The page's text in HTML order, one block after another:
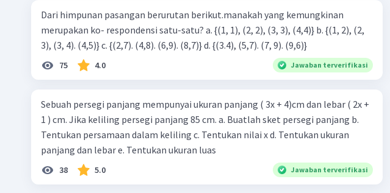
Dari himpunan pasangan berurutan berikut.manakah yang kemungkinan
merupakan ko- respondensi satu-satu? a. {(1, 1), (2, 2), (3, 3), (4,4)} b. {(1, 2), (2,
3), (3, 4). (4,5)} c. {(2,7). (4,8). (6,9). (8,7)} d. {(3.4), (5,7). (7, 9). (9,6)}
75 4.0 Jawaban terverifikasi
Sebuah persegi panjang mempunyai ukuran panjang ( 3x + 4)cm dan lebar ( 2x +
1 ) cm. Jika keliling persegi panjang 85 cm. a. Buatlah sket persegi panjang b.
Tentukan persamaan dalam keliling c. Tentukan nilai x d. Tentukan ukuran
panjang dan lebar e. Tentukan ukuran luas
38 5.0 Jawaban terverifikasi